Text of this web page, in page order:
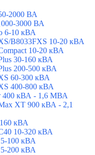
2000 ВА
3000 ВА
6-10 кВА
B8033FXS 10-20 кВА
10-20 кВА
30-160 кВА
200-500 кВА
60-300 кВА
400-800 кВА
400 кВА - 1,6 МВА
XT 900 кВА - 2,1
кВА
10-320 кВА
100 кВА
200 кВА